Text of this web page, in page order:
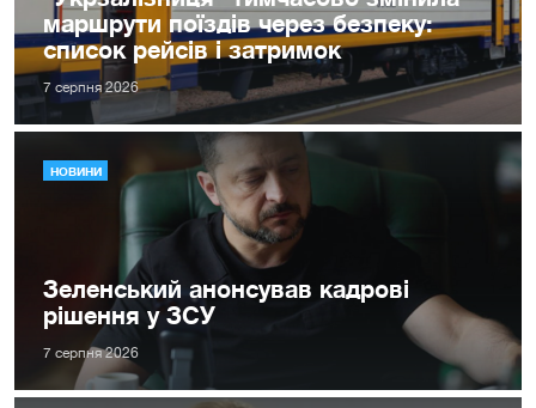
маршрути поїздів через безпеку:
список рейсів і затримок
7 серпня 2026
НОВИНИ
Зеленський анонсував кадрові
рішення у ЗСУ
7 серпня 2026